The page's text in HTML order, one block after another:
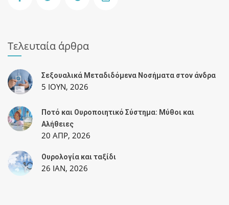
Τελευταία άρθρα
Σεξουαλικά Μεταδιδόμενα Νοσήματα στον άνδρα
5 ΙΟΥΝ, 2026
Ποτό και Ουροποιητικό Σύστημα: Μύθοι και
Αλήθειες
20 ΑΠΡ, 2026
Ουρολογία και ταξίδι
26 IAN, 2026